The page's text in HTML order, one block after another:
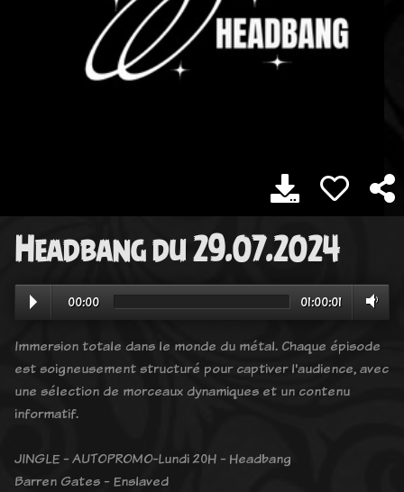
Headbang du 29.07.2024
00:00 01:00:01
Immersion totale dans le monde du métal. Chaque épisode
est soigneusement structuré pour captiver l'audience, avec
une sélection de morceaux dynamiques et un contenu
informatif.
JINGLE - AUTOPROMO-Lundi 20H - Headbang
Barren Gates - Enslaved